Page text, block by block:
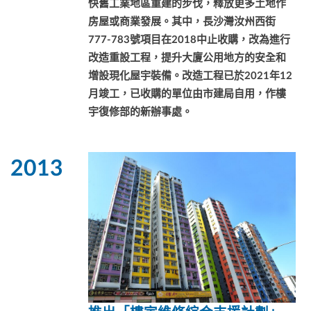
快舊工業地區重建的步伐，釋放更多土地作
房屋或商業發展。其中，長沙灣汝州西街
777-783號項目在2018中止收購，改為進行
改造重設工程，提升大廈公用地方的安全和
增設現化屋宇裝備。改造工程已於2021年12
月竣工，已收購的單位由市建局自用，作樓
宇復修部的新辦事處。
2013